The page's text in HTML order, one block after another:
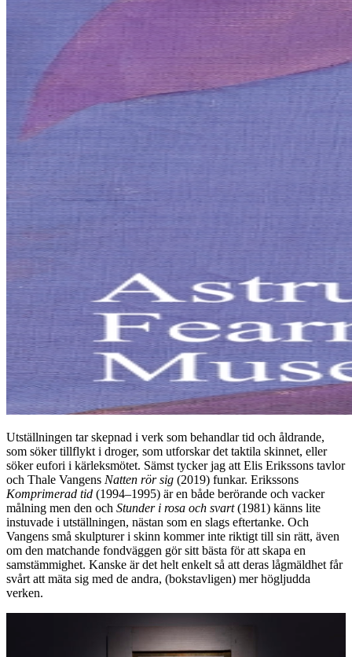
Utställningen tar skepnad i verk som behandlar tid och åldrande,
som söker tillflykt i droger, som utforskar det taktila skinnet, eller
söker eufori i kärleksmötet. Sämst tycker jag att Elis Erikssons tavlor
och Thale Vangens Natten rör sig (2019) funkar. Erikssons
Komprimerad tid (1994–1995) är en både berörande och vacker
målning men den och Stunder i rosa och svart(1981) känns lite
instuvade i utställningen, nästan som en slags eftertanke. Och
Vangens små skulpturer i skinn kommer inte riktigt till sin rätt, även
om den matchande fondväggen gör sitt bästa för att skapa en
samstämmighet. Kanske är det helt enkelt så att deras lågmäldhet får
svårt att mäta sig med de andra, (bokstavligen) mer högljudda
verken.